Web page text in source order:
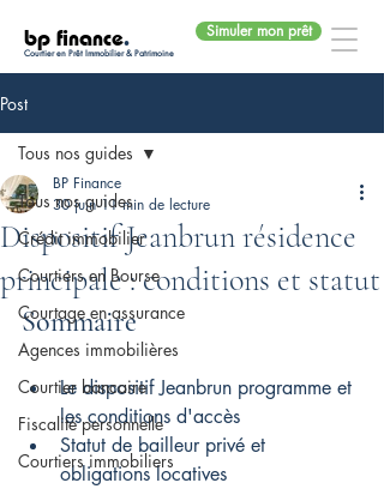
bp finance.
Courtier en Prêt Immobilier & Patrimoine
Simuler mon prêt
Post
Tous nos guides
Crédit immobilier
Courtiers en Bourse
Courtage en assurance
Agences immobilières
Courtier bancaire
Fiscalité personnelle
Courtiers immobiliers
Tous nos guides
Dispositif Jeanbrun résidence
principale : conditions et statut
BP Finance
30 juin 11 min de lecture
Sommaire
Le dispositif Jeanbrun programme et
les conditions d'accès
Statut de bailleur privé et
obligations locatives